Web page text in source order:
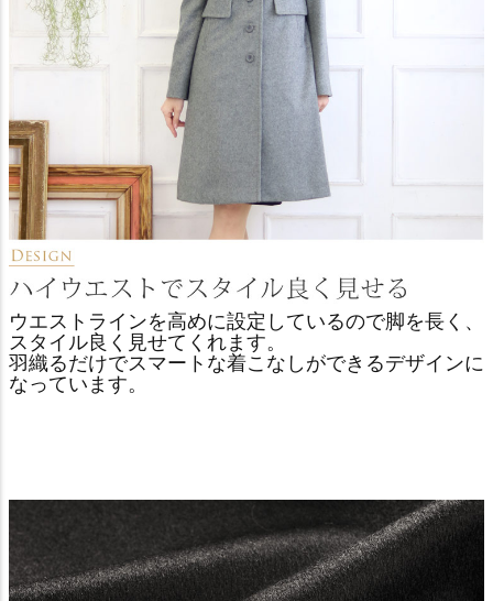
ウエストラインを高めに設定しているので脚を長く、
スタイル良く見せてくれます。
羽織るだけでスマートな着こなしができるデザインに
なっています。